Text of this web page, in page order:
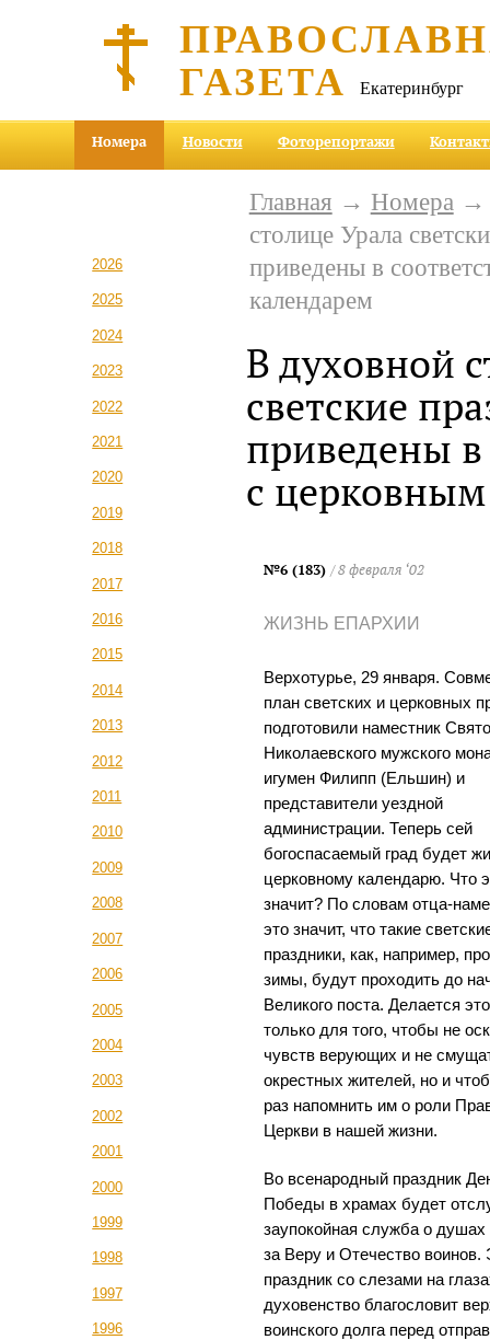
ГАЗЕТА Екатеринбург
Номера Новости Фоторепортажи
2026
2025
2024
2023
2022
2021
2020
2019
2018
2017
2016
2015
2014
2013
2012
2011
2010
2009
2008
2007
2006
2005
2004
2003
2002
2001
2000
1999
1998
1997
1996
Главная → Номера
столице Урала
приведены в
календарем
В духовной
светские
приведены в
с
№6 (183) / 8 февраля ‘02
ЖИЗНЬ ЕПАРХИИ
Верхотурье, 29 января.
план светских и церковных
подготовили наместник
Николаевского мужского
игумен Филипп (Ельшин) и
представители уездной
администрации. Теперь сей
богоспасаемый град будет
церковному календарю. Что
значит? По словам отца-
это значит, что такие
праздники, как, например,
зимы, будут проходить до
Великого поста. Делается
только для того, чтобы не
чувств верующих и не
окрестных жителей, но и
раз напомнить им о роли
Церкви в нашей жизни.
Во всенародный праздник
Победы в храмах будет
заупокойная служба о
за Веру и Отечество воинов.
праздник со слезами на
духовенство благословит
воинского долга перед